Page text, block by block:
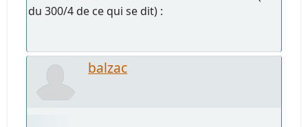
du 300/4 de ce qui se dit) :
balzac